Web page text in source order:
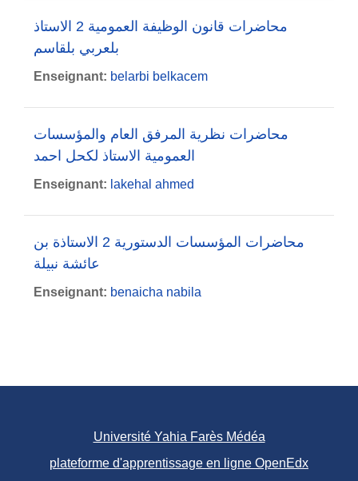
محاضرات قانون الوظيفة العمومية 2 الاستاذ
بلعربي بلقاسم
Enseignant: belarbi belkacem
محاضرات نظرية المرفق العام والمؤسسات
العمومية الاستاذ لكحل احمد
Enseignant: lakehal ahmed
محاضرات المؤسسات الدستورية 2 الاستاذة بن
عائشة نبيلة
Enseignant: benaicha nabila
Université Yahia Farès Médéa
plateforme d'apprentissage en ligne OpenEdx